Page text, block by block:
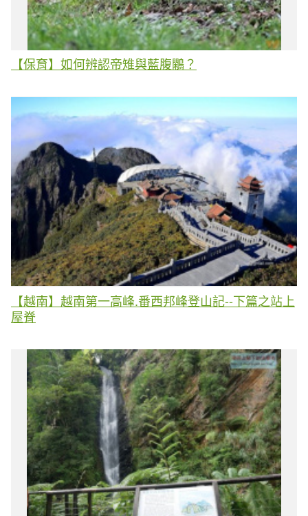
【保育】如何辨認帝雉與藍腹鷴？
【越南】越南第一高峰.番西邦峰登山記--下篇之站上
屋脊